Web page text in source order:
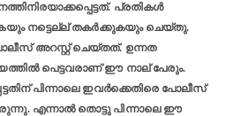
പ്രതികള്‍
നട്ടെല്ല് തകര്‍ക്കുകയും ചെയ്തു.
അറസ്റ്റ് ചെയ്തത്. ഉന്നത
പെട്ടവരാണ് ഈ നാല് പേരും.
പിന്നാലെ ഇവര്‍ക്കെതിരെ പോലീസ്
എന്നാല്‍ തൊട്ടു പിന്നാലെ ഈ